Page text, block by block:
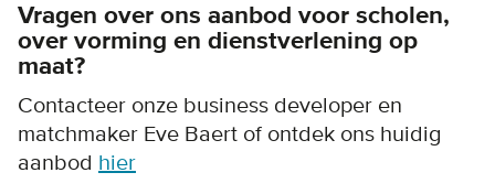
Vragen over ons aanbod voor scholen,
over vorming en dienstverlening op
maat?
Contacteer onze business developer en
matchmaker Eve Baert of ontdek ons huidig
aanbod hier